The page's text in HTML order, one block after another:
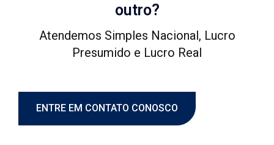
outro?
Atendemos Simples Nacional, Lucro
Presumido e Lucro Real
ENTRE EM CONTATO CONOSCO